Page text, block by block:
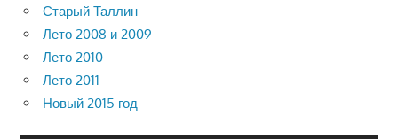
Старый Таллин
Лето 2008 и 2009
Лето 2010
Лето 2011
Новый 2015 год